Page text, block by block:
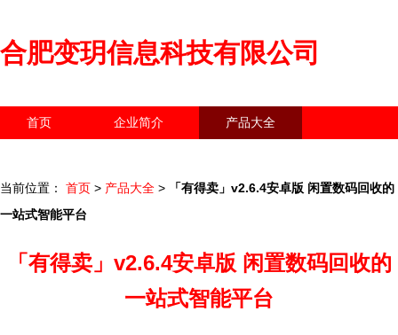
合肥变玥信息科技有限公司
首页 企业简介 产品大全
当前位置： 首页 > 产品大全 >
「有得卖」v2.6.4安卓版 闲置数码回收的
一站式智能平台
「有得卖」v2.6.4安卓版 闲置数码回收的
一站式智能平台